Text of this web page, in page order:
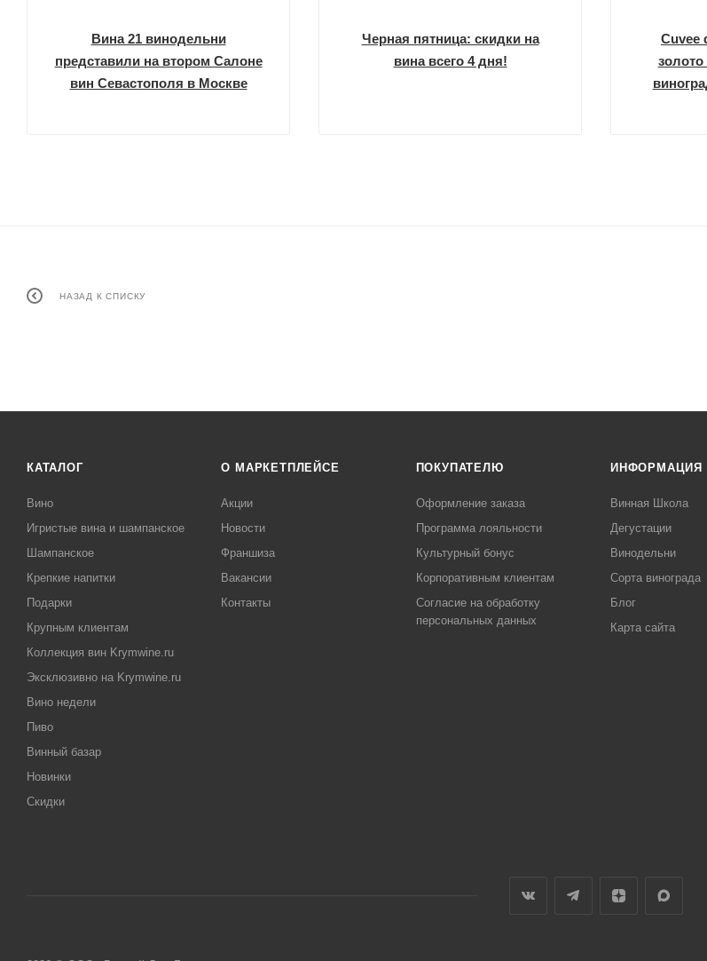
Вина 21 винодельни
представили на втором Салоне
вин Севастополя в Москве
Черная пятница: скидки на
вина всего 4 дня!
Cuvee
НАЗАД К СПИСКУ
КАТАЛОГ
Вино
Игристые вина и шампанское
Шампанское
Крепкие напитки
Подарки
Крупным клиентам
Коллекция вин Krymwine.ru
Эксклюзивно на Krymwine.ru
Вино недели
Пиво
Винный базар
Новинки
Скидки
О МАРКЕТПЛЕЙСЕ
Акции
Новости
Франшиза
Вакансии
Контакты
ПОКУПАТЕЛЮ
Оформление заказа
Программа лояльности
Культурный бонус
Корпоративным клиентам
Согласие на обработку
персональных данных
ИНФОРМАЦИЯ
Винная Школа
Дегустации
Винодельни
Сорта винограда
Блог
Карта сайта